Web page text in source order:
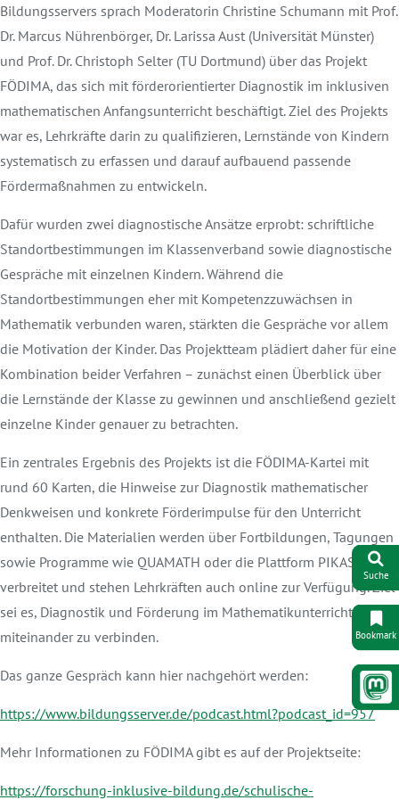
Bildungsservers sprach Moderatorin Christine Schumann mit Prof.
Dr. Marcus Nührenbörger, Dr. Larissa Aust (Universität Münster)
und Prof. Dr. Christoph Selter (TU Dortmund) über das Projekt
FÖDIMA, das sich mit förderorientierter Diagnostik im inklusiven
mathematischen Anfangsunterricht beschäftigt. Ziel des Projekts
war es, Lehrkräfte darin zu qualifizieren, Lernstände von Kindern
systematisch zu erfassen und darauf aufbauend passende
Fördermaßnahmen zu entwickeln.
Dafür wurden zwei diagnostische Ansätze erprobt: schriftliche
Standortbestimmungen im Klassenverband sowie diagnostische
Gespräche mit einzelnen Kindern. Während die
Standortbestimmungen eher mit Kompetenzzuwächsen in
Mathematik verbunden waren, stärkten die Gespräche vor allem
die Motivation der Kinder. Das Projektteam plädiert daher für eine
Kombination beider Verfahren – zunächst einen Überblick über
die Lernstände der Klasse zu gewinnen und anschließend gezielt
einzelne Kinder genauer zu betrachten.
Ein zentrales Ergebnis des Projekts ist die FÖDIMA-Kartei mit
rund 60 Karten, die Hinweise zur Diagnostik mathematischer
Denkweisen und konkrete Förderimpulse für den Unterricht
enthalten. Die Materialien werden über Fortbildungen, Tagungen
sowie Programme wie QUAMATH oder die Plattform PIKAS
verbreitet und stehen Lehrkräften auch online zur Verfügung. Ziel
sei es, Diagnostik und Förderung im Mathematikunterricht enger
miteinander zu verbinden.
Das ganze Gespräch kann hier nachgehört werden:
https://www.bildungsserver.de/podcast.html?podcast_id=957
Mehr Informationen zu FÖDIMA gibt es auf der Projektseite:
https://forschung-inklusive-bildung.de/schulische-
Suche
Bookmark